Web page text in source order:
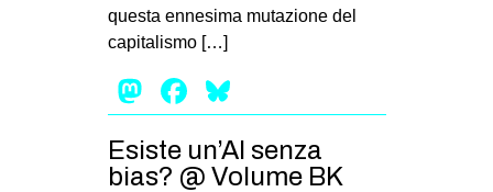
ms
questa ennesima mutazione del
capitalismo […]
Mastodon
Facebook
Esiste un’AI senza
bias? @ Volume BK